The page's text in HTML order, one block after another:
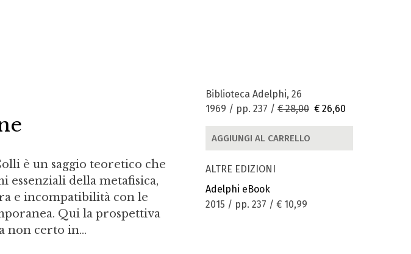
è un saggio teoretico che
essenziali della metafisica,
e incompatibilità con le
Qui la prospettiva
non certo in...
Biblioteca Adelphi, 26
1969 / pp. 237 / € 28,00 € 26,60
AGGIUNGI AL CARRELLO
ALTRE EDIZIONI
Adelphi eBook
2015 / pp. 237 / € 10,99